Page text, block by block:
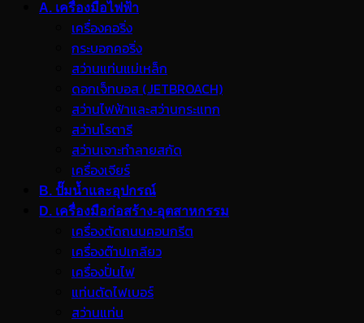
A. เครื่องมือไฟฟ้า
เครื่องคอริ่ง
กระบอกคอริ่ง
สว่านแท่นแม่เหล็ก
ดอกเจ็ทบอส (JETBROACH)
สว่านไฟฟ้าและสว่านกระแทก
สว่านโรตารี
สว่านเจาะทำลายสกัด
เครื่องเจียร์
B. ปั๊มน้ำและอุปกรณ์
D. เครื่องมือก่อสร้าง-อุตสาหกรรม
เครื่องตัดถนนคอนกรีต
เครื่องต๊าปเกลียว
เครื่องปั่นไฟ
แท่นตัดไฟเบอร์
สว่านแท่น